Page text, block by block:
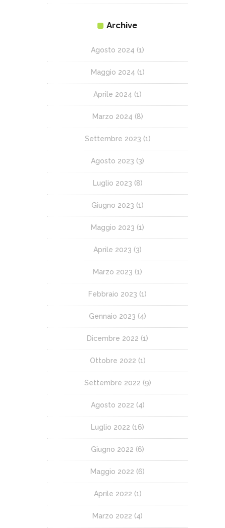
Archive
Agosto 2024 (1)
Maggio 2024 (1)
Aprile 2024 (1)
Marzo 2024 (8)
Settembre 2023 (1)
Agosto 2023 (3)
Luglio 2023 (8)
Giugno 2023 (1)
Maggio 2023 (1)
Aprile 2023 (3)
Marzo 2023 (1)
Febbraio 2023 (1)
Gennaio 2023 (4)
Dicembre 2022 (1)
Ottobre 2022 (1)
Settembre 2022 (9)
Agosto 2022 (4)
Luglio 2022 (16)
Giugno 2022 (6)
Maggio 2022 (6)
Aprile 2022 (1)
Marzo 2022 (4)